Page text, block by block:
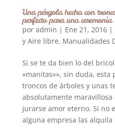
Una pérgola hecha con
perfecto para una ceremonia
por admin | Ene 21, 2016|
y Aire libre, Manualidades
Si se te da bien lo del
«manitas»», sin duda, esta
troncos de árboles y unas
absolutamente
jurarse amor eterno. Si no
alguna empresa las alquila